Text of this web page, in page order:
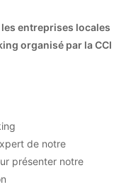
entreprises locales
organisé par la CCI
de notre
présenter notre